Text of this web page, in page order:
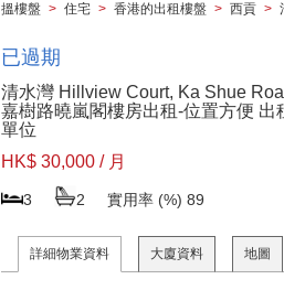
搵樓盤 > 住宅 > 香港的出租樓盤 > 西貢 >
已過期
清水灣 Hillview Court, Ka Shue
嘉樹路曉嵐閣樓房出租-位置方便 出
單位
HK$ 30,000 / 月
3 2 實用率 (%) 89
詳細物業資料 大廈資料 地圖